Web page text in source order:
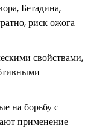
Бетадина,
риск ожога
свойствами,
на борьбу с
применение